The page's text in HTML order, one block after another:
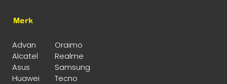
Merk
Advan
Oraimo
Alcatel
Realme
Asus
Samsung
Huawei
Tecno